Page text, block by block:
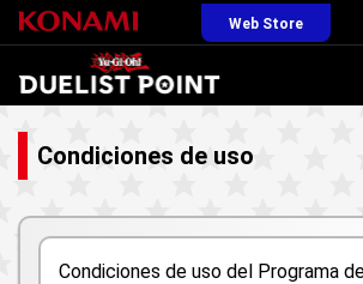
Web Store
Condiciones de uso
Condiciones de uso del Programa